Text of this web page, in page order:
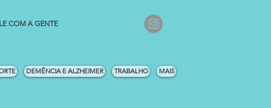
COM A GENTE
DEMÊNCIA E ALZHEIMER TRABALHO MAIS